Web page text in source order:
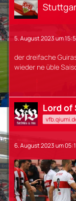
5. August 2023 um
der dreifache
wieder ne üble
Lord of
6. August 2023 um